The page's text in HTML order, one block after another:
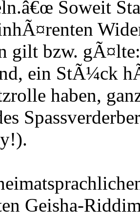
Soweit
gilt bzw.
ein StÃ¼ck
haben,
Geisha-